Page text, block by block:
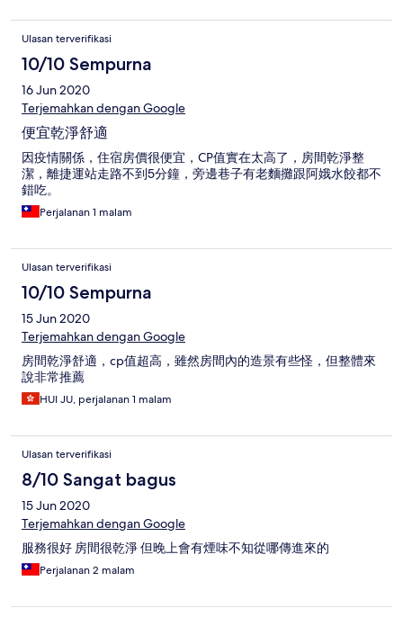
Ulasan terverifikasi
10/10 Sempurna
16 Jun 2020
Terjemahkan dengan Google
便宜乾淨舒適
因疫情關係，住宿房價很便宜，CP值實在太高了，房間乾淨整
潔，離捷運站走路不到5分鐘，旁邊巷子有老麵攤跟阿娥水餃都不
錯吃。
Perjalanan 1 malam
Ulasan terverifikasi
10/10 Sempurna
15 Jun 2020
Terjemahkan dengan Google
房間乾淨舒適，cp值超高，雖然房間內的造景有些怪，但整體來
說非常推薦
HUI JU, perjalanan 1 malam
Ulasan terverifikasi
8/10 Sangat bagus
15 Jun 2020
Terjemahkan dengan Google
服務很好 房間很乾淨 但晚上會有煙味不知從哪傳進來的
Perjalanan 2 malam